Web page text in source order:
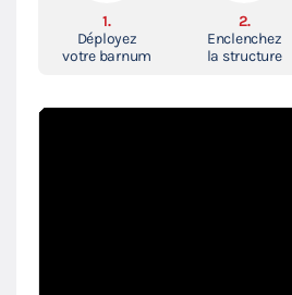
1.
Déployez
votre barnum
2.
Enclenchez
la structure